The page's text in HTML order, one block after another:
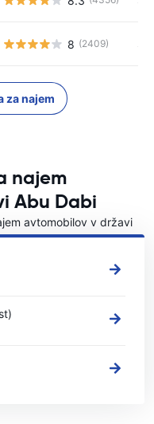
8 (2409)
za najem
najem
Abu Dabi
avtomobilov v državi